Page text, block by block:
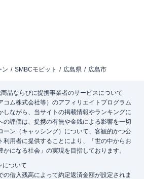
ン SMBCモビット 広島県 広島市
品ならびに提携事業者のサービスについて
コム株式会社等）のアフィリエイトプログラム
しながら、当サイトの掲載情報やランキングに
の評価は、提携の有無や金銭による影響を一切
ーン（キャッシング）について、客観的かつ公
利用者に提供することにより、「世の中からお
になる社会」の実現を目指しております。
について
借入残高によって約定返済金額が設定されま